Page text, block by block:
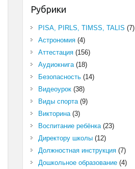
Рубрики
PISA, PIRLS, TIMSS, TALIS (7)
Астрономия(4)
Аттестация(156)
Аудиокнига(18)
Безопасность(14)
Видеоурок(38)
Виды спорта(9)
Викторина(3)
Воспитание ребёнка(23)
Директору школы(12)
Должностная инструкция(7)
Дошкольное образование(4)